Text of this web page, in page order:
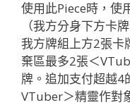
使用此Piece時，使
（我方分身下方卡
我方牌組上方2張卡
棄區最多2張＜
牌。追加支付超越4
VTuber＞精靈作對